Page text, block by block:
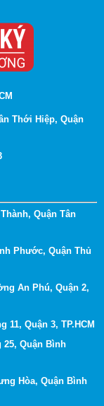
Thới Hiệp, Quận
Quận Tân
Phước, Quận Thủ
An Phú, Quận 2,
11, Quận 3, TP.HCM
25, Quận Bình
Hòa, Quận Bình